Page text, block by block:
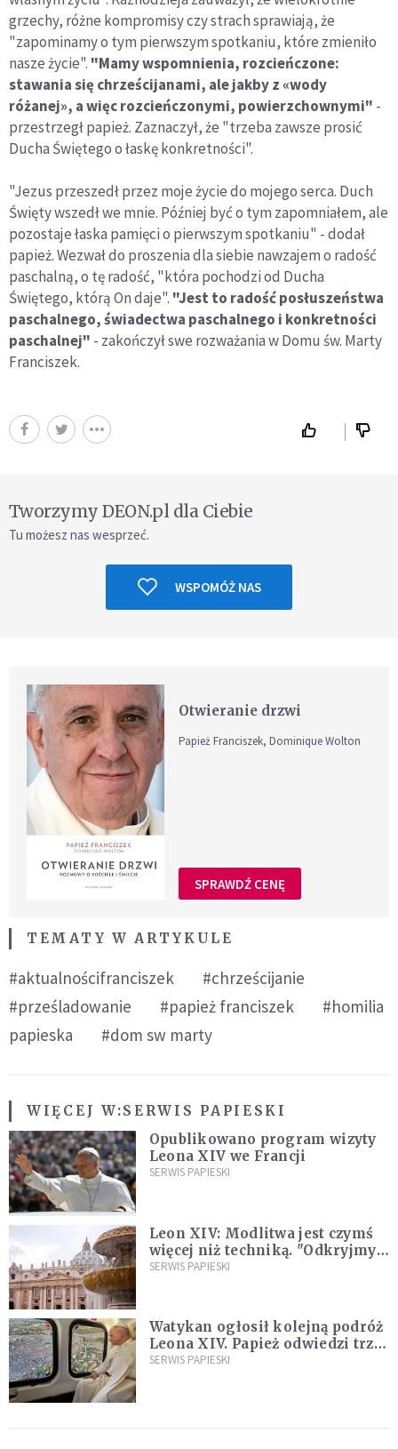
grzechy, różne kompromisy czy strach sprawiają, że
"zapominamy o tym pierwszym spotkaniu, które zmieniło
nasze życie". "Mamy wspomnienia, rozcieńczone:
stawania się chrześcijanami, ale jakby z «wody
różanej», a więc rozcieńczonymi, powierzchownymi" -
przestrzegł papież. Zaznaczył, że "trzeba zawsze prosić
Ducha Świętego o łaskę konkretności".
"Jezus przeszedł przez moje życie do mojego serca. Duch
Święty wszedł we mnie. Później być o tym zapomniałem, ale
pozostaje łaska pamięci o pierwszym spotkaniu" - dodał
papież. Wezwał do proszenia dla siebie nawzajem o radość
paschalną, o tę radość, "która pochodzi od Ducha
Świętego, którą On daje". "Jest to radość posłuszeństwa
paschalnego, świadectwa paschalnego i konkretności
paschalnej" - zakończył swe rozważania w Domu św. Marty
Franciszek.
Tworzymy DEON.pl dla Ciebie
Tu możesz nas wesprzeć.
WSPOMÓŻ NAS
Otwieranie drzwi
Papież Franciszek, Dominique Wolton
SPRAWDŹ CENĘ
TEMATY W ARTYKULE
#aktualnościfranciszek
#chrześcijanie
#prześladowanie
#papież franciszek
#homilia
papieska
#dom sw marty
WIĘCEJ W:SERWIS PAPIESKI
Opublikowano program wizyty
Leona XIV we Francji
SERWIS PAPIESKI
Leon XIV: Modlitwa jest czymś
więcej niż techniką. "Odkryjmy
ją na nowo"
SERWIS PAPIESKI
Watykan ogłosił kolejną podróż
Leona XIV. Papież odwiedzi trzy
kraje Ameryki Południowej
SERWIS PAPIESKI